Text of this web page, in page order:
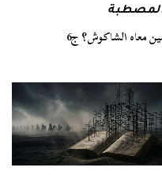
معاه الشاكوش؟ ج6